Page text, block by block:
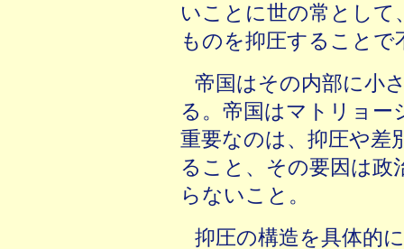
いことに世の常として
ものを抑圧すること
帝国はその内部に小
る。帝国はマトリョー
重要なのは、抑圧や差
ること、その要因は
らないこと。
抑圧の構造を具体的